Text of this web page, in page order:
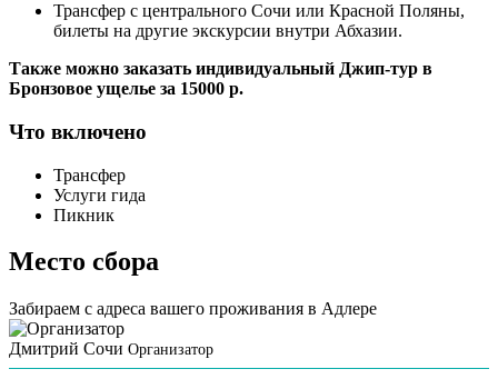
Трансфер с центрального Сочи или Красной Поляны,
билеты на другие экскурсии внутри Абхазии.
Также можно заказать индивидуальный Джип-тур в
Бронзовое ущелье за 15000 р.
Что включено
Трансфер
Услуги гида
Пикник
Место сбора
Забираем с адреса вашего проживания в Адлере
Дмитрий Сочи Организатор